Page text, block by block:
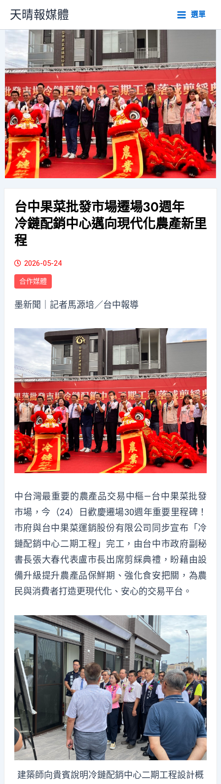
主
容
天晴報媒體 選單
台中果菜批發市場遷場30週年
冷鏈配銷中心邁向現代化農產新里
程
2026-05-24
合作媒體
墨新聞 ｜記者馬源培／台中報導
中台灣最重要的農產品交易中樞—台中果菜批發
市場，今（24）日歡慶遷場30週年重要里程碑！
市府與台中果菜運銷股份有限公司同步宣布「冷
鏈配銷中心二期工程」完工，由台中市政府副秘
書長張大春代表盧市長出席剪綵典禮，盼藉由設
備升級提升農產品保鮮期、強化食安把關，為農
民與消費者打造更現代化、安心的交易平台。
建築師向貴賓說明冷鏈配銷中心二期工程設計概